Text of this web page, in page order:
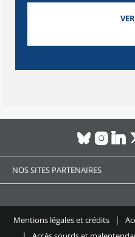
NOS SITES PARTENAIRES
Mentions légales et crédits